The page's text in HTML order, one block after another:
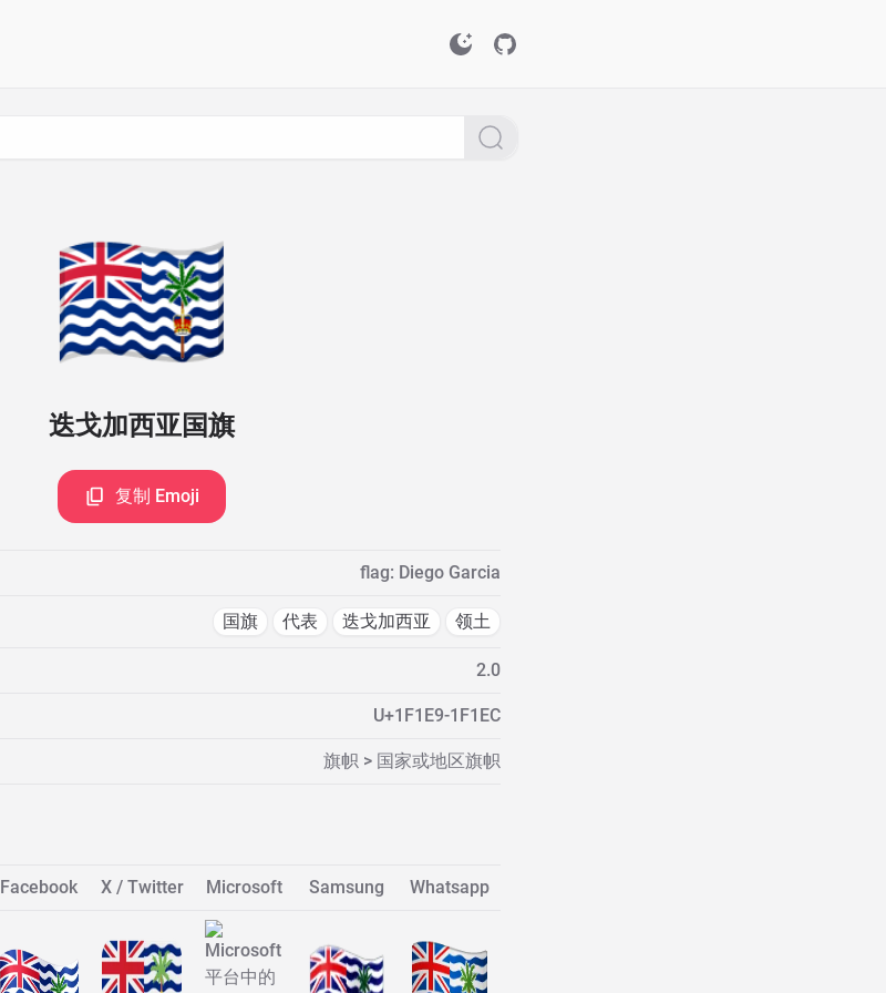
🇩🇬
迭戈加西亚国旗
复制 Emoji
flag: Diego Garcia
国旗 代表 迭戈加西亚 领土
2.0
U+1F1E9-1F1EC
旗帜 > 国家或地区旗帜
Facebook X / Twitter Microsoft Samsung Whatsapp